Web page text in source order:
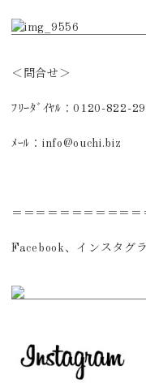
＜問合せ＞
ﾌﾘｰﾀﾞｲﾔﾙ：0120-822-
ﾒｰﾙ：info@ouchi.biz
＝＝＝＝＝＝＝＝＝＝
Facebook、インスタグ